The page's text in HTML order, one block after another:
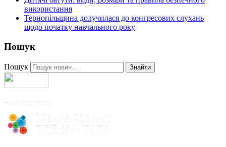
використання
Тернопільщина долучилася до конгресових слухань
щодо початку навчального року
Пошук
Пошук Знайти